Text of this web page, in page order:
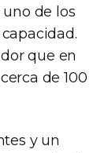
de los
que en
de 100
y un